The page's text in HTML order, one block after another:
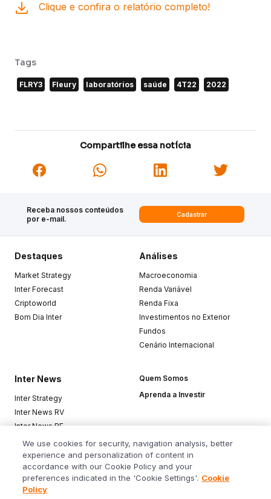
Clique e confira o relatório completo!
Tags
FLRY3 Fleury laboratórios saúde 4T22 2022
Compartilhe essa notícia
Receba nossos conteúdos
por e-mail.
Cadastrar
Destaques
Market Strategy
Inter Forecast
Criptoworld
Bom Dia Inter
Análises
Macroeconomia
Renda Variável
Renda Fixa
Investimentos no Exterior
Fundos
Cenário Internacional
Inter News
Inter Strategy
Inter News RV
Inter News RF
Top Funds
Quem Somos
Aprenda a Investir
Baixe o app
We use cookies for security, navigation analysis, better
experience and personalization of content in
accordance with our Cookie Policy and your
preferences indicated in the 'Cookie Settings'. Cookie
Policy